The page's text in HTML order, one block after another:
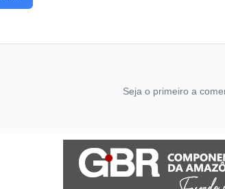
Seja o primeiro a